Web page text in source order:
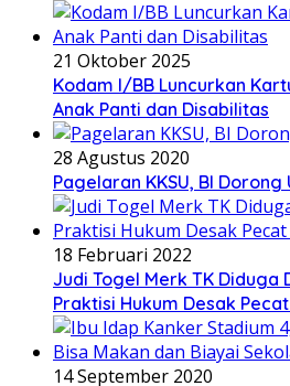
21 Oktober 2025
Kodam I/BB Luncurkan
Anak Panti dan Disabilitas
28 Agustus 2020
Pagelaran KKSU, BI Dorong
18 Februari 2022
Judi Togel Merk TK Diduga
Praktisi Hukum Desak
14 September 2020